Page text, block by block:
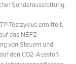
Sonderausstattung.
Testzyklus ermittelt.
das NEFZ-
von Steuern und
den CO2-Ausstoß